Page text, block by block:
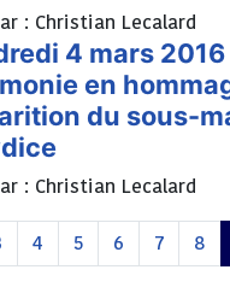
: Christian Lecalard
4 mars 2016
en
du sous-
: Christian Lecalard
4 5 6 7 8